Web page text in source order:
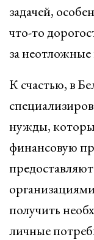
задачей,
что-то
за
К счастью, в
нужды,
финансовую
получить
личные